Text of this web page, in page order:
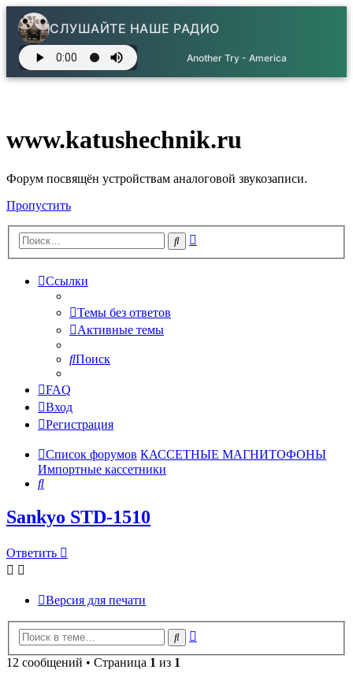
СЛУШАЙТЕ НАШЕ РАДИО
Another Try - America
www.katushechnik.ru
Форум посвящён устройствам аналоговой звукозаписи.
Пропустить
Поиск
Ссылки
Темы без ответов
Активные темы
Поиск
FAQ
Вход
Регистрация
Список форумов КАССЕТНЫЕ МАГНИТОФОНЫ
Импортные кассетники
Поиск
Sankyo STD-1510
Ответить
Версия для печати
Поиск
12 сообщений • Страница 1 из 1